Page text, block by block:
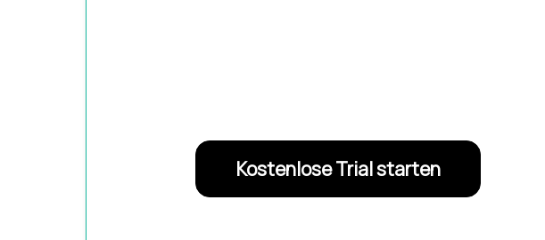
Kostenlose Trial starten